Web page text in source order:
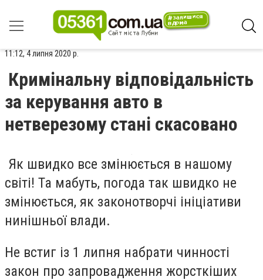
11:12, 4 липня 2020 р.
Кримінальну відповідальність
за керування авто в
нетверезому стані скасовано
Як швидко все змінюється в нашому
світі! Та мабуть, погода так швидко не
змінюється, як законотворчі ініціативи
нинішньої влади.
Не встиг із 1 липня набрати чинності
закон про запровадження жорсткіших